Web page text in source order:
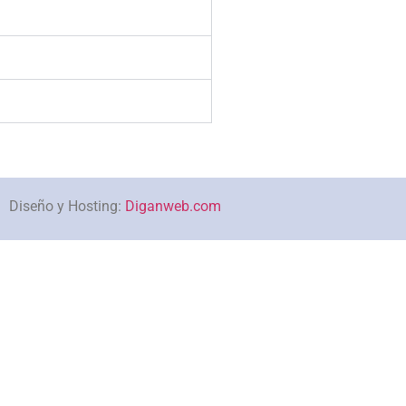
Diseño y Hosting: Diganweb.com